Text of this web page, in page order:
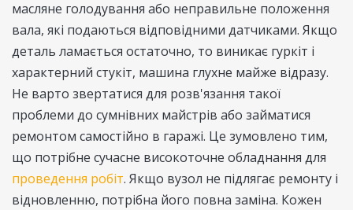
масляне голодування або неправильне положення
вала, які подаються відповідними датчиками. Якщо
деталь ламається остаточно, то виникає гуркіт і
характерний стукіт, машина глухне майже відразу.
Не варто звертатися для розв'язання такої
проблеми до сумнівних майстрів або займатися
ремонтом самостійно в гаражі. Це зумовлено тим,
що потрібне сучасне високоточне обладнання для
проведення робіт. Якщо вузол не підлягає ремонту і
відновленню, потрібна його повна заміна. Кожен